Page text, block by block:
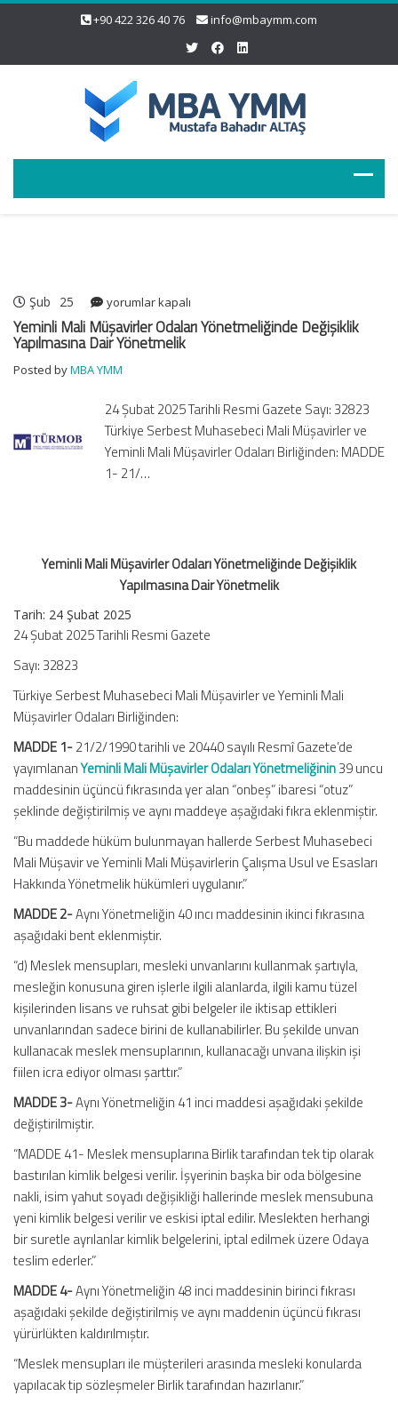
+90 422 326 40 76 info@mbaymm.com
Şub 25
Yeminli
Mali
Müşavirler
Yönetmeliğinde
Yapılmasına
Dair
Yönetmelik
için
yorumlar kapalı
Yeminli Mali Müşavirler Odaları Yönetmeliğinde Değişiklik
Yapılmasına Dair Yönetmelik
Posted byMBA YMM
24 Şubat 2025 Tarihli Resmi Gazete Sayı: 32823
Türkiye Serbest Muhasebeci Mali Müşavirler ve
Yeminli Mali Müşavirler Odaları Birliğinden: MADDE
1- 21/…
Yeminli Mali Müşavirler Odaları Yönetmeliğinde Değişiklik
Yapılmasına Dair Yönetmelik
Tarih: 24 Şubat 2025
24 Şubat 2025 Tarihli Resmi Gazete
Sayı: 32823
Türkiye Serbest Muhasebeci Mali Müşavirler ve Yeminli Mali
Müşavirler Odaları Birliğinden:
MADDE 1-21/2/1990 tarihli ve 20440 sayılı Resmî Gazete’de
yayımlananYeminli Mali Müşavirler Odaları Yönetmeliğinin39 uncu
maddesinin üçüncü fıkrasında yer alan “onbeş” ibaresi “otuz”
şeklinde değiştirilmiş ve aynı maddeye aşağıdaki fıkra eklenmiştir.
“Bu maddede hüküm bulunmayan hallerde Serbest Muhasebeci
Mali Müşavir ve Yeminli Mali Müşavirlerin Çalışma Usul ve Esasları
Hakkında Yönetmelik hükümleri uygulanır.”
MADDE 2-Aynı Yönetmeliğin 40 ıncı maddesinin ikinci fıkrasına
aşağıdaki bent eklenmiştir.
“d) Meslek mensupları, mesleki unvanlarını kullanmak şartıyla,
mesleğin konusuna giren işlerle ilgili alanlarda, ilgili kamu tüzel
kişilerinden lisans ve ruhsat gibi belgeler ile iktisap ettikleri
unvanlarından sadece birini de kullanabilirler. Bu şekilde unvan
kullanacak meslek mensuplarının, kullanacağı unvana ilişkin işi
fiilen icra ediyor olması şarttır.”
MADDE 3-Aynı Yönetmeliğin 41 inci maddesi aşağıdaki şekilde
değiştirilmiştir.
“MADDE 41- Meslek mensuplarına Birlik tarafından tek tip olarak
bastırılan kimlik belgesi verilir. İşyerinin başka bir oda bölgesine
nakli, isim yahut soyadı değişikliği hallerinde meslek mensubuna
yeni kimlik belgesi verilir ve eskisi iptal edilir. Meslekten herhangi
bir suretle ayrılanlar kimlik belgelerini, iptal edilmek üzere Odaya
teslim ederler.”
MADDE 4-Aynı Yönetmeliğin 48 inci maddesinin birinci fıkrası
aşağıdaki şekilde değiştirilmiş ve aynı maddenin üçüncü fıkrası
yürürlükten kaldırılmıştır.
“Meslek mensupları ile müşterileri arasında mesleki konularda
yapılacak tip sözleşmeler Birlik tarafından hazırlanır.”